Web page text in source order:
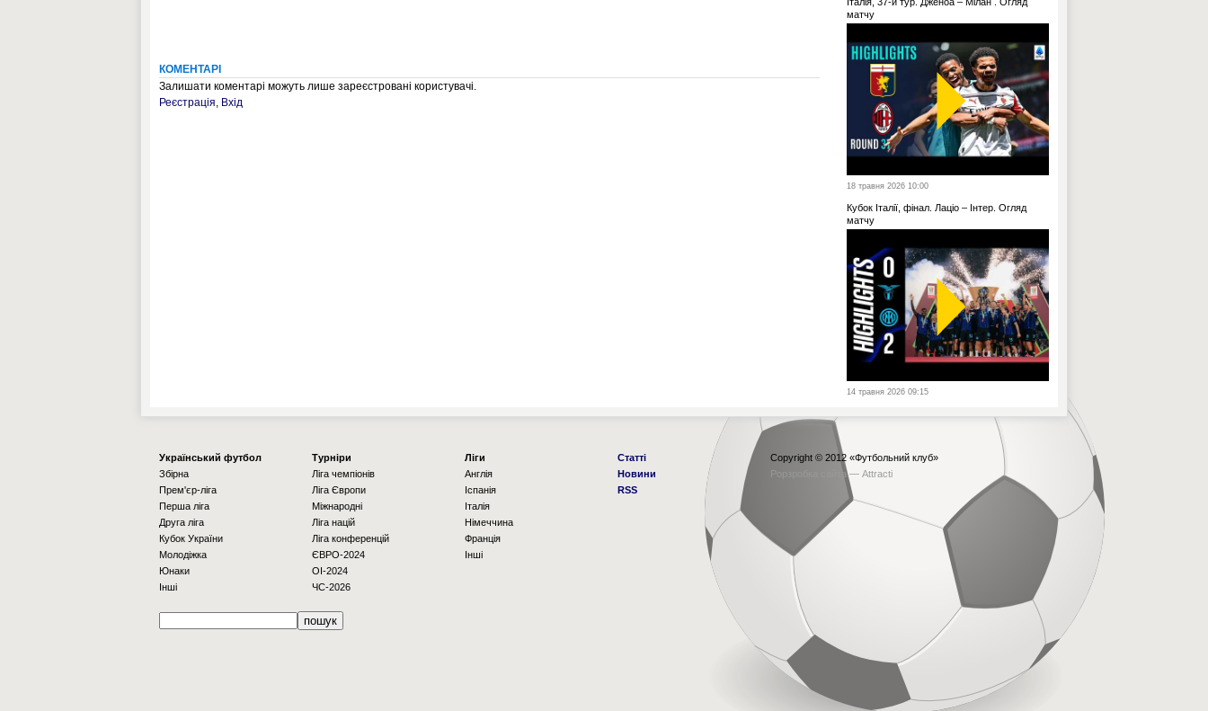
КОМЕНТАРІ
Залишати коментарі можуть лише зареєстровані користувачі.
Реєстрація, Вхід
матчу
18 травня 2026 10:00
Кубок Італії, фінал. Лаціо – Інтер. Огляд
матчу
14 травня 2026 09:15
Українcький футбол
Збірна
Прем'єр-ліга
Перша ліга
Друга ліга
Кубок України
Молодіжка
Юнаки
Інші
Турніри
Ліга чемпіонів
Ліга Європи
Міжнародні
Ліга націй
Ліга конференцій
ЄВРО-2024
OI-2024
ЧС-2026
Ліги
Англія
Іспанія
Італія
Німеччина
Франція
Інші
Статті
Новини
RSS
Copyright © 2012 «Футбольний клуб»
Рорзробка сайта — Attracti